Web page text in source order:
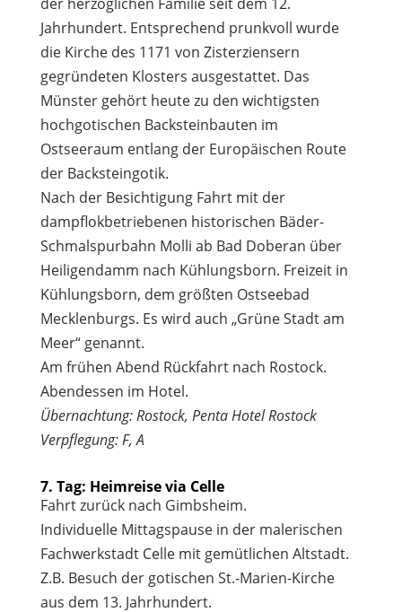
Jahrhundert. Entsprechend prunkvoll wurde
die Kirche des 1171 von Zisterziensern
gegründeten Klosters ausgestattet. Das
Münster gehört heute zu den wichtigsten
hochgotischen Backsteinbauten im
Ostseeraum entlang der Europäischen Route
der Backsteingotik.
Nach der Besichtigung Fahrt mit der
dampflokbetriebenen historischen Bäder-
Schmalspurbahn Molli ab Bad Doberan über
Heiligendamm nach Kühlungsborn. Freizeit in
Kühlungsborn, dem größten Ostseebad
Mecklenburgs. Es wird auch „Grüne Stadt am
Meer“ genannt.
Am frühen Abend Rückfahrt nach Rostock.
Abendessen im Hotel.
Übernachtung: Rostock, Penta Hotel Rostock
Verpflegung: F, A
7. Tag: Heimreise via Celle
Fahrt zurück nach Gimbsheim.
Individuelle Mittagspause in der malerischen
Fachwerkstadt Celle mit gemütlichen Altstadt.
Z.B. Besuch der gotischen St.-Marien-Kirche
aus dem 13. Jahrhundert.